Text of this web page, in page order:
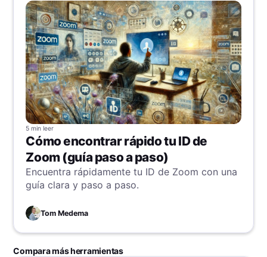
5 min leer
Cómo encontrar rápido tu ID de
Zoom (guía paso a paso)
Encuentra rápidamente tu ID de Zoom con una
guía clara y paso a paso.
Tom Medema
Compara más herramientas